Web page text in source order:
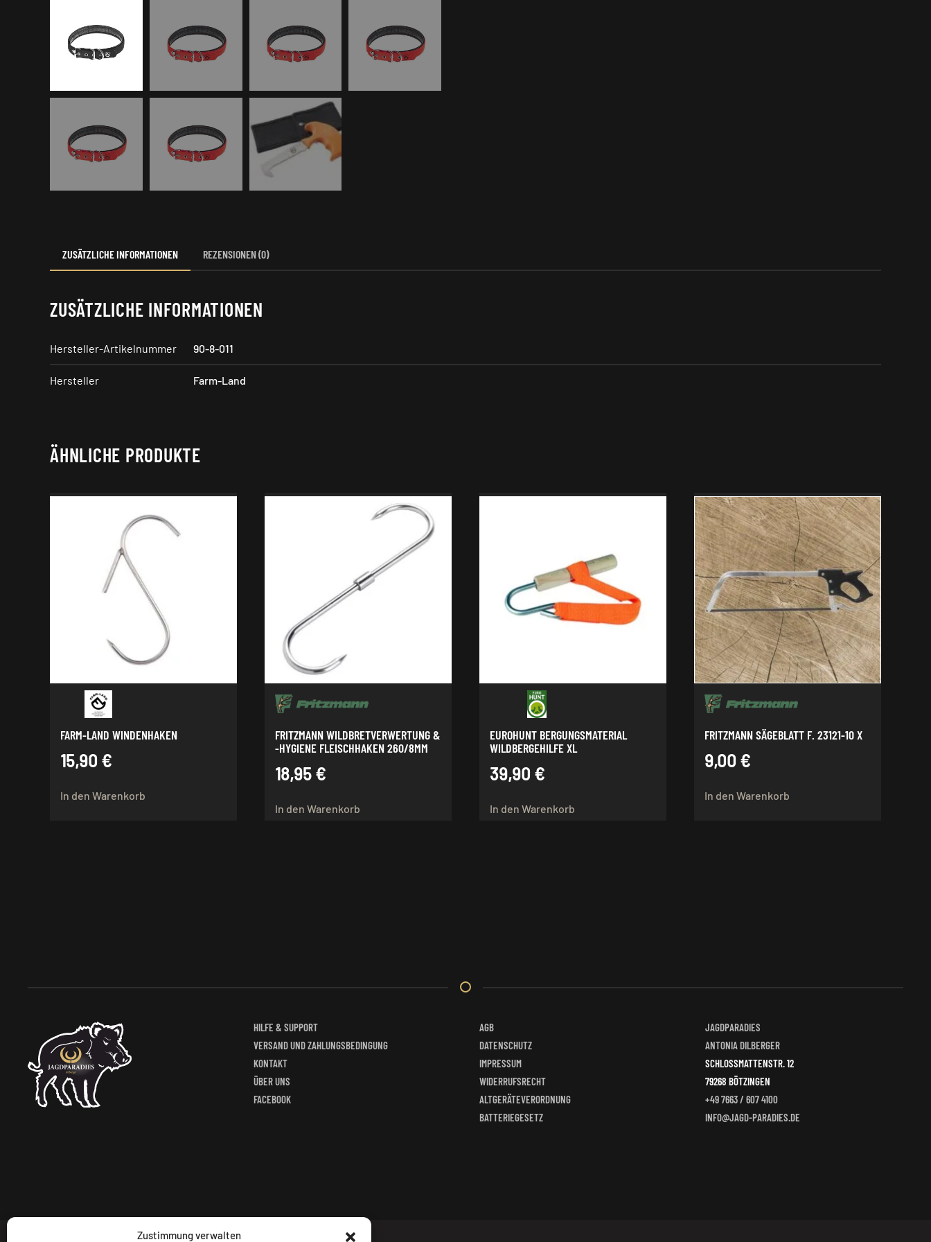
Zustimmung verwalten
ZUSÄTZLICHE INFORMATIONEN REZENSIONEN (0)
ZUSÄTZLICHE INFORMATIONEN
Hersteller-Artikelnummer 90-8-011
Hersteller Farm-Land
ÄHNLICHE PRODUKTE
FARM-LAND WINDENHAKEN
15,90 €
In den Warenkorb
FRITZMANN WILDBRETVERWERTUNG &
-HYGIENE FLEISCHHAKEN 260/8MM
18,95 €
In den Warenkorb
EUROHUNT BERGUNGSMATERIAL
WILDBERGEHILFE XL
39,90 €
In den Warenkorb
FRITZMANN SÄGEBLATT F. 23121-10 X
9,00 €
In den Warenkorb
HILFE & SUPPORT
VERSAND UND ZAHLUNGSBEDINGUNG
KONTAKT
ÜBER UNS
FACEBOOK
AGB
DATENSCHUTZ
IMPRESSUM
WIDERRUFSRECHT
ALTGERÄTEVERORDNUNG
BATTERIEGESETZ
JAGDPARADIES
ANTONIA DILBERGER
SCHLOSSMATTENSTR. 12
79268 BÖTZINGEN
+49 7663 / 607 4100
INFO@JAGD-PARADIES.DE